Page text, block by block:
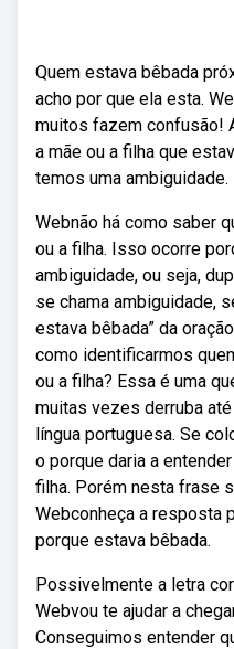
Quem estava bêbada
acho por que ela esta.
muitos fazem confusão!
a mãe ou a filha que
temos uma ambiguidade.
Webnão há como saber
ou a filha. Isso ocorre
ambiguidade, ou seja,
se chama ambiguidade,
estava bêbada” da
como identificarmos
ou a filha? Essa é uma
muitas vezes derruba
língua portuguesa. Se
o porque daria a
filha. Porém nesta frase
Webconheça a resposta
porque estava bêbada.
Possivelmente a letra
Webvou te ajudar a
Conseguimos entender